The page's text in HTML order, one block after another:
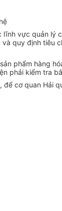
vực quản lý
quy định tiêu
phẩm hàng
phải kiểm tra
cơ quan Hải